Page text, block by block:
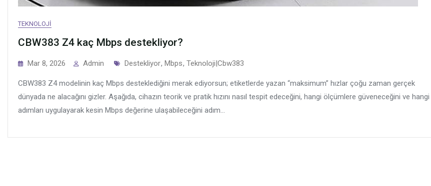
TEKNOLOJI
CBW383 Z4 kaç Mbps destekliyor?
Mar 8, 2026 Admin Tags
Destekliyor, Mbps, Teknoloji|Cbw383
CBW383 Z4 modelinin kaç Mbps desteklediğini merak ediyorsun; etiketlerde yazan “maksimum” hızlar çoğu zaman gerçek
dünyada ne alacağını gizler. Aşağıda, cihazın teorik ve pratik hızını nasıl tespit edeceğini, hangi ölçümlere güveneceğini ve hangi
adımları uygulayarak kesin Mbps değerine ulaşabileceğini adım...